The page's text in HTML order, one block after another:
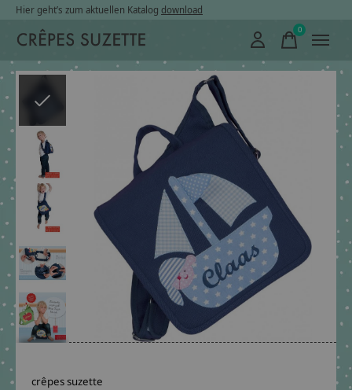
Hier geht’s zum aktuellen Katalog download
0items
crêpes suzette